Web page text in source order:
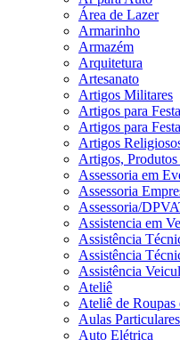
Área de Lazer
Armarinho
Armazém
Arquitetura
Artesanato
Artigos Militares
Artigos para
Artigos para
Artigos
Artigos, Produtos
Assessoria em
Assessoria
Assessoria/
Assistencia em
Assistência
Assistência
Assistência
Ateliê
Ateliê de Roupas
Aulas Particulares
Auto Elétrica